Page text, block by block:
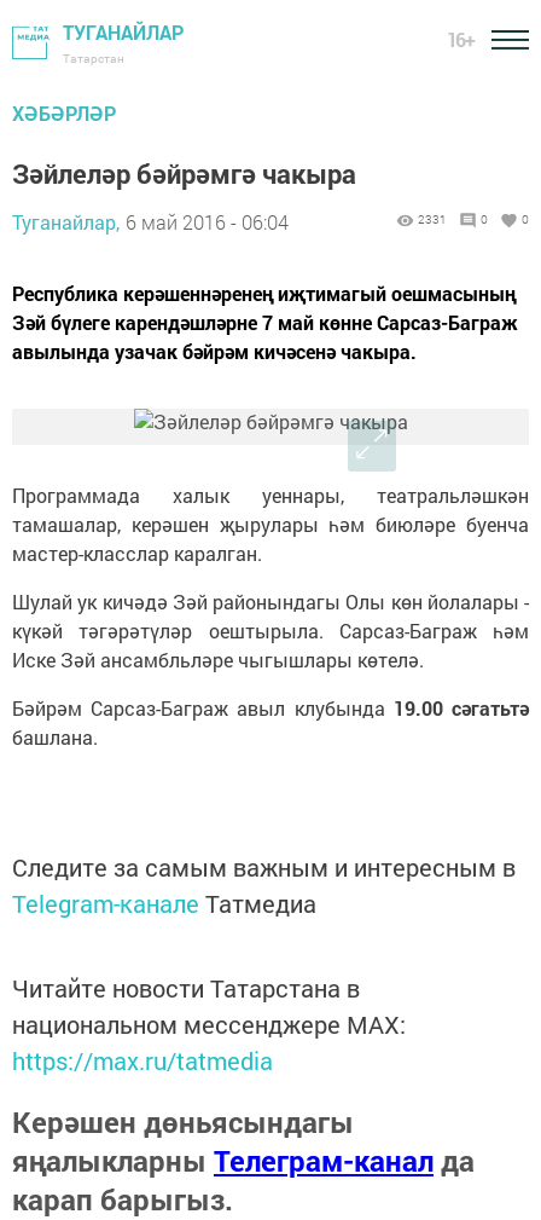
ТУГАНАЙЛАР
Татарстан
16+
ХӘБӘРЛӘР
Зәйлеләр бәйрәмгә чакыра
Туганайлар, 6 май 2016 - 06:04 2331 0 0
Республика керәшеннәренең иҗтимагый оешмасының
Зәй бүлеге карендәшләрне 7 май көнне Сарсаз-Баграж
авылында узачак бәйрәм кичәсенә чакыра.
Программада халык уеннары, театральләшкән
тамашалар, керәшен җырулары һәм биюләре буенча
мастер-класслар каралган.
Шулай ук кичәдә Зәй районындагы Олы көн йолалары -
күкәй тәгәрәтүләр оештырыла. Сарсаз-Баграж һәм
Иске Зәй ансамбльләре чыгышлары көтелә.
Бәйрәм Сарсаз-Баграж авыл клубында 19.00 сәгатьтә
башлана.
Следите за самым важным и интересным в
Telegram-канале Татмедиа
Читайте новости Татарстана в
национальном мессенджере MАХ:
https://max.ru/tatmedia
Керәшен дөньясындагы
яңалыкларны Телеграм-каналда
карап барыгыз.